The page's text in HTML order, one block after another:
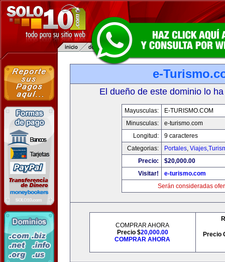
e-
El dueño de este dominio lo
Mayusculas:
E-TURISMO.COM
Minusculas:
e-turismo.com
Longitud:
9 caracteres
Categorias:
Portales,
Precio:
$20,000.00
Visitar!
e-turismo.com
Serán consideradas
COMPRAR AHORA
Precio $20,000.00
COMPRAR AHORA
Precio